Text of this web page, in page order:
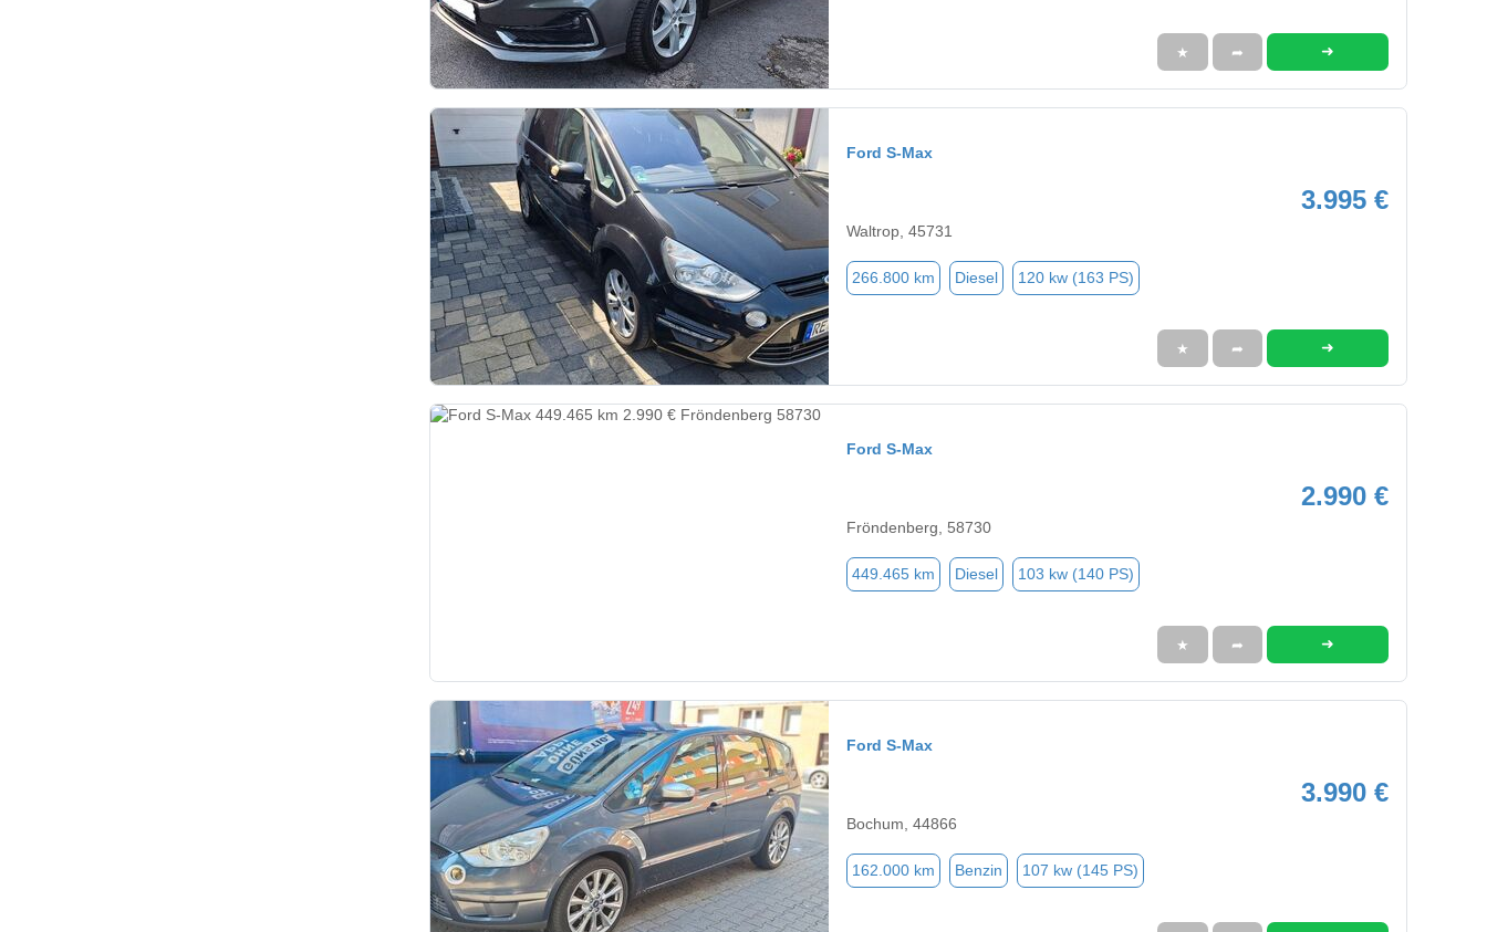
★ ➦ ➜
Ford S-Max
3.995 €
Waltrop, 45731
266.800 km Diesel 120 kw (163 PS)
★ ➦ ➜
Ford S-Max
2.990 €
Fröndenberg, 58730
449.465 km Diesel 103 kw (140 PS)
★ ➦ ➜
Ford S-Max
3.990 €
Bochum, 44866
162.000 km Benzin 107 kw (145 PS)